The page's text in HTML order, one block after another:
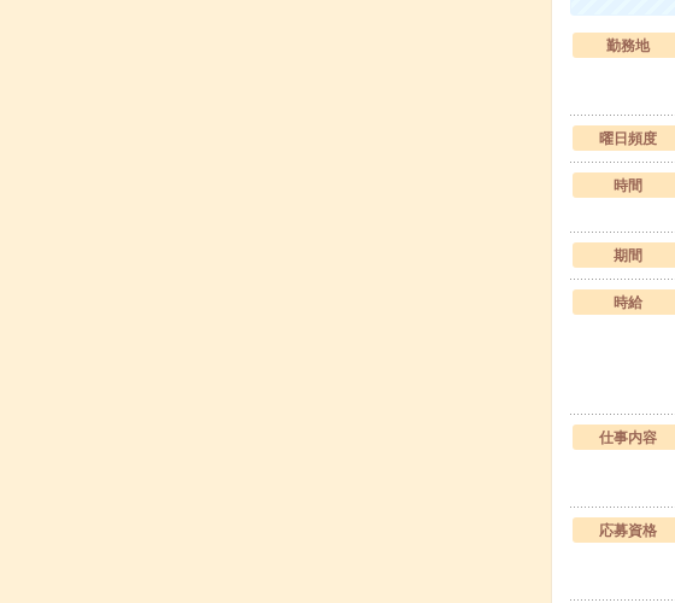
勤務地
曜日頻度
時間
期間
時給
仕事内容
応募資格